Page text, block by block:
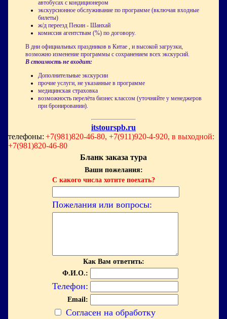
автобусах с кондиционером
экскурсионное обслуживание по программе (включая входные
билеты)
ж/д переезд Пекин - Шанхай
комиссия агентствам (%) по договору.
В дни официальных праздников в Китае , и высокой загрузки,
возможно изменение программы с сохранением всех экскурсий.
В стоимость не входит:
Дополнительные экскурсии
прочие услуги, не указанные в программе
медицинская страховка
возможность перелёта бизнес классом (уточняйте у менеджеров
при бронировании).
itstourspb.ru
телефоны: +7(981)820-46-80, +7(911)920-4-920, в выходной:
+7(981)820-46-80
Бланк заказа тура
Ваши пожелания:
С какого числа хотите поехать?
Пожелания или вопросы:
Как Вам ответить:
Ф.И.О.:
Телефон:
Email:
Согласен на обработку